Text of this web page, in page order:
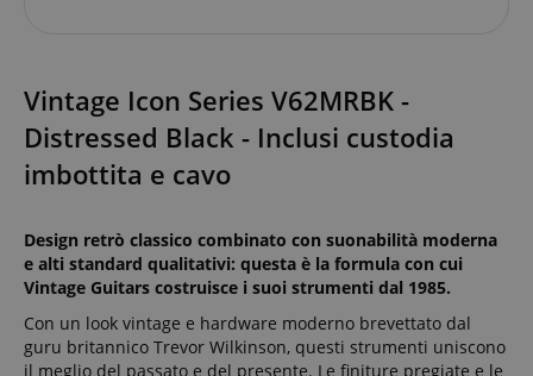
Vintage Icon Series V62MRBK -
Distressed Black - Inclusi custodia
imbottita e cavo
Design retrò classico combinato con suonabilità moderna
e alti standard qualitativi: questa è la formula con cui
Vintage Guitars costruisce i suoi strumenti dal 1985.
Con un look vintage e hardware moderno brevettato dal
guru britannico Trevor Wilkinson, questi strumenti uniscono
il meglio del passato e del presente. Le finiture pregiate e le